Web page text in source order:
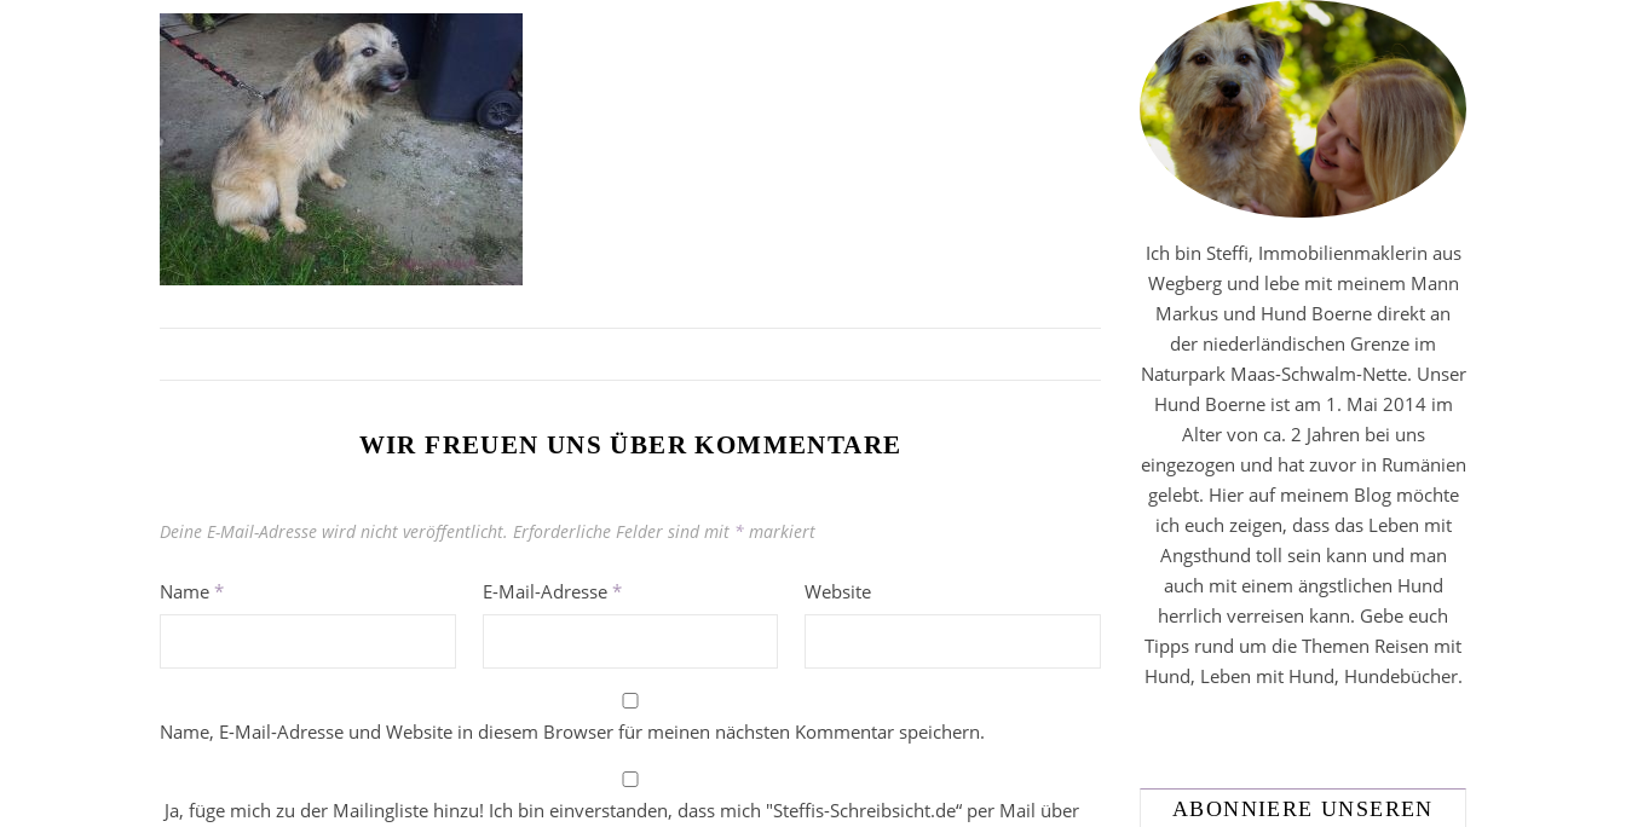
WIR FREUEN UNS ÜBER KOMMENTARE
Deine E-Mail-Adresse wird nicht veröffentlicht. Erforderliche Felder sind mit * markiert
Name * E-Mail-Adresse * Website
Name, E-Mail-Adresse und Website in diesem Browser für meinen nächsten Kommentar speichern.
Ja, füge mich zu der Mailingliste hinzu! Ich bin einverstanden, dass mich "Steffis-Schreibsicht.de“ per Mail über
Ich bin Steffi, Immobilienmaklerin aus
Wegberg und lebe mit meinem Mann
Markus und Hund Boerne direkt an
der niederländischen Grenze im
Naturpark Maas-Schwalm-Nette. Unser
Hund Boerne ist am 1. Mai 2014 im
Alter von ca. 2 Jahren bei uns
eingezogen und hat zuvor in Rumänien
gelebt. Hier auf meinem Blog möchte
ich euch zeigen, dass das Leben mit
Angsthund toll sein kann und man
auch mit einem ängstlichen Hund
herrlich verreisen kann. Gebe euch
Tipps rund um die Themen Reisen mit
Hund, Leben mit Hund, Hundebücher.
ABONNIERE UNSEREN